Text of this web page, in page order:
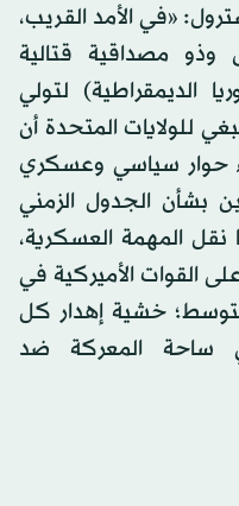
«في الأمد القريب،
وذو مصداقية قتالية
الديمقراطية) لتولي
للولايات المتحدة أن
حوار سياسي وعسكري
بشأن الجدول الزمني
نقل المهمة العسكرية،
القوات الأميركية في
​​خشية إهدار كل
ساحة المعركة ضد